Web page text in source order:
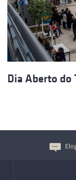
Dia Aberto do